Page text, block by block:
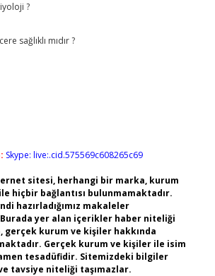
?
sağlıklı mıdır ?
Skype: live:.cid.575569c608265c69
sitesi, herhangi bir marka, kurum
hiçbir bağlantısı bulunmamaktadır.
hazırladığımız makaleler
Burada yer alan içerikler haber niteliği
gerçek kurum ve kişiler hakkında
Gerçek kurum ve kişiler ile isim
tesadüfidir. Sitemizdeki bilgiler
tavsiye niteliği taşımazlar.